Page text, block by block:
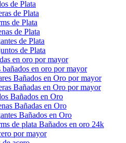
de Plata
de Plata
de Plata
de Plata
de Plata
de Plata
en oro por mayor
bañados en oro por mayor
Bañados en Oro por mayor
Bañadas en Oro por mayor
Bañados en Oro
Bañadas en Oro
Bañados en Oro
de plata Bañados en oro 24k
por mayor